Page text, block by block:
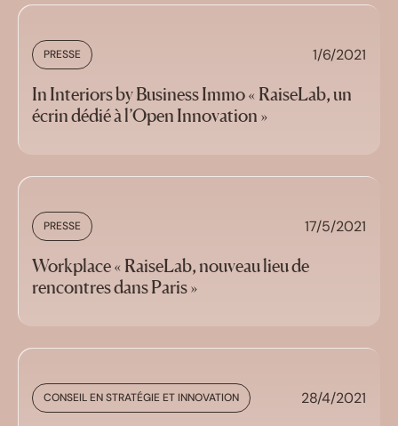
PRESSE 1/6/2021
In Interiors by Business Immo « RaiseLab, un
écrin dédié à l’Open Innovation »
PRESSE 17/5/2021
Workplace « RaiseLab, nouveau lieu de
rencontres dans Paris »
CONSEIL EN STRATÉGIE ET INNOVATION 28/4/2021